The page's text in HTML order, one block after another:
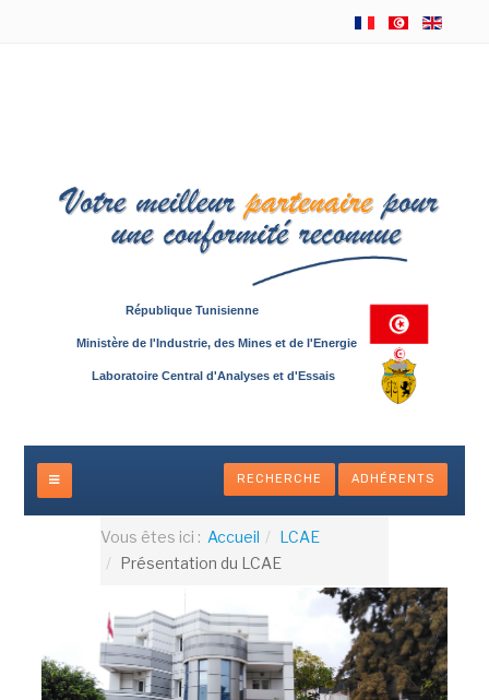
République Tunisienne
Ministère de l'Industrie, des Mines et de l'Energie
Laboratoire Central d'Analyses et d'Essais
RECHERCHE ADHÉRENTS
Vous êtes ici : Accueil
LCAE
Présentation du LCAE